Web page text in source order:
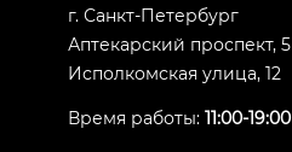
г. Санкт-Петербург
Аптекарский проспект, 5
Исполкомская улица, 12
Время работы: 11:00-19:00